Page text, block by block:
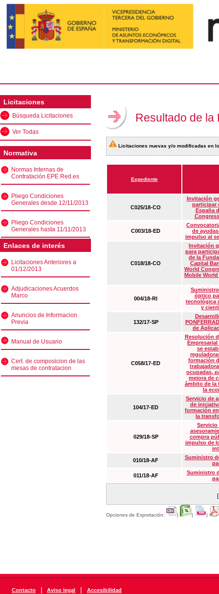
Licitaciones
Búsqueda Licitaciones
Ver Todas
Normativa
Normas Internas de
Contratación EPE Red.es
Pliego Condiciones
Generales desde 12/11/2013
Pliego Condiciones
Generales hasta 11/11/2013
Enlaces de interés
Licitaciones Anteriores a
01/12/2013
Adjudicaciones Acuerdos
Marco
Anuncios de Informacion
Previa
Manual de Usuario
Cert. de composicion de las
mesas de contratacion
Resultado de la
Licitaciones nuevas y/o modificadas en
Expediente
C025/18-CO
Invitación
participar
España
C003/18-ED
de
impulso al
C018/18-CO
Invitación
para
de la
Capital
World
Mobile
004/18-RI
óptico
tecnológica
y
132/17-SP
de
C058/17-ED
Resolución
Empresarial
se
formación
ocupadas,
mejora de
ámbito de la
la
104/17-ED
Servicio de
de
formación
la
029/18-SP
Servicio
compra
impulso de
010/18-AF
Suministro
011/18-AF
Suministro
Opciones de Exportación: | | |
Contacto | Aviso legal | Accesibilidad